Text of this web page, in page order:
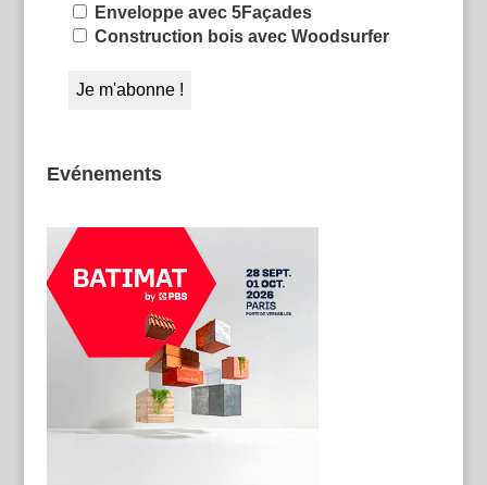
Enveloppe avec 5Façades
Construction bois avec Woodsurfer
Evénements